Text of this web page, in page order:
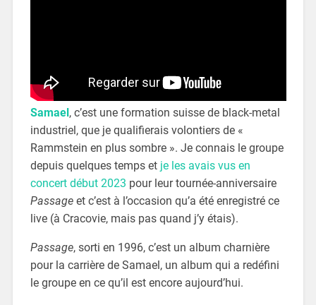
Samael , c’est une formation suisse de black-metal
industriel, que je qualifierais volontiers de «
Rammstein en plus sombre ». Je connais le groupe
depuis quelques temps et je les avais vus en
concert début 2023 pour leur tournée-anniversaire
Passageet c’est à l’occasion qu’a été enregistré ce
live (à Cracovie, mais pas quand j’y étais).
Passage, sorti en 1996, c’est un album charnière
pour la carrière de Samael, un album qui a redéfini
le groupe en ce qu’il est encore aujourd’hui.